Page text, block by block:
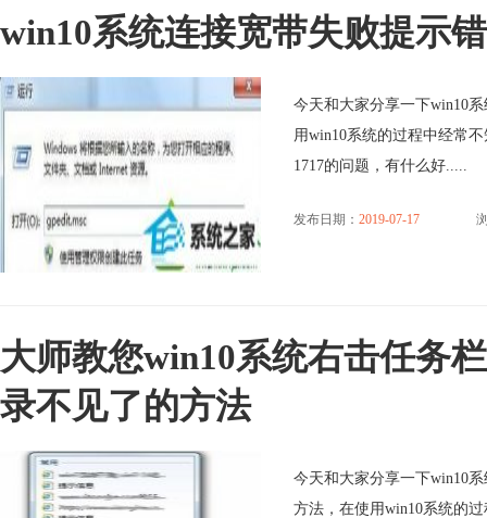
win10系统连接宽带失败提示
今天和大家分享一下win10
用win10系统的过程中经常
1717的问题，有什么好.....
发布日期： 2019-07-17
大师教您win10系统右击任务
录不见了的方法
今天和大家分享一下win10
方法，在使用win10系统的